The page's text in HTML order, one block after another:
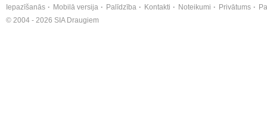
Iepazīšanās Mobilā versija Palīdzība Kontakti Noteikumi Privātums
© 2004 - 2026 SIA Draugiem